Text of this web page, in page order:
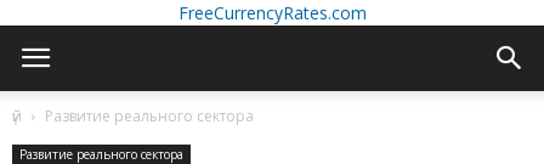
FreeCurrencyRates.com
үй Развитие реального сектора
Развитие реального сектора